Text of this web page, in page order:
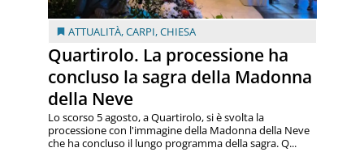
ATTUALITÀ,CARPI,CHIESA
Quartirolo. La processione ha
concluso la sagra della Madonna
della Neve
Lo scorso 5 agosto, a Quartirolo, si è svolta la
processione con l'immagine della Madonna della Neve
che ha concluso il lungo programma della sagra. Q...